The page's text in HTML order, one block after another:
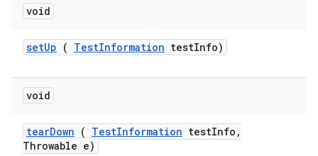
void
setUp ( TestInformation testInfo)
void
tearDown ( TestInformation testInfo ,
Throwable e)